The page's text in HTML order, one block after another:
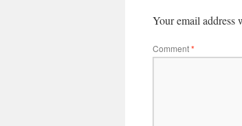
Your email address
Comment*